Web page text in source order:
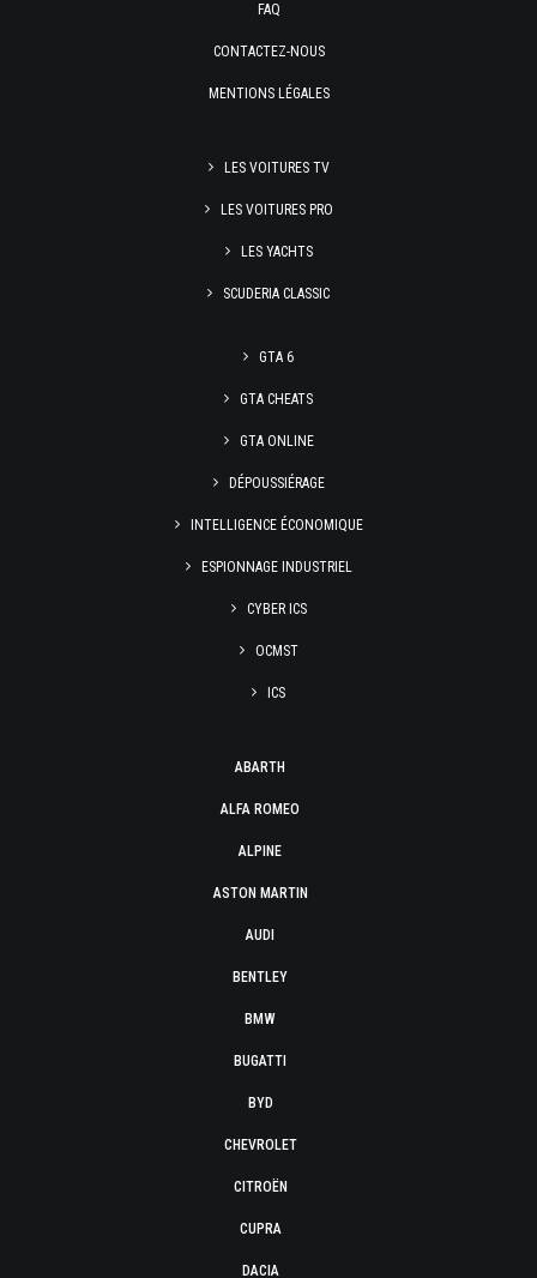
FAQ
CONTACTEZ-NOUS
MENTIONS LÉGALES
LES VOITURES TV
LES VOITURES PRO
LES YACHTS
SCUDERIA CLASSIC
GTA 6
GTA CHEATS
GTA ONLINE
DÉPOUSSIÉRAGE
INTELLIGENCE ÉCONOMIQUE
ESPIONNAGE INDUSTRIEL
CYBER ICS
OCMST
ICS
ABARTH
ALFA ROMEO
ALPINE
ASTON MARTIN
AUDI
BENTLEY
BMW
BUGATTI
BYD
CHEVROLET
CITROËN
CUPRA
DACIA